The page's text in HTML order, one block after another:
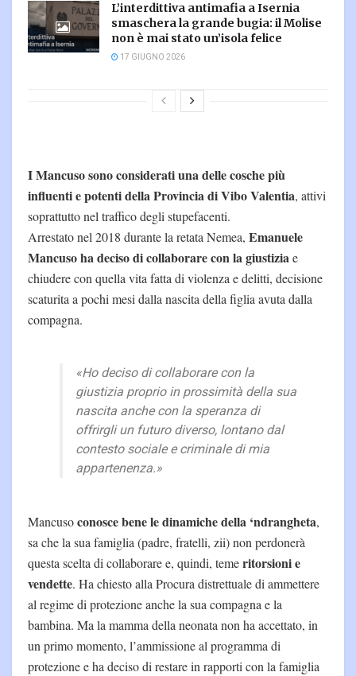
L’interdittiva antimafia a Isernia
smaschera la grande bugia: il Molise
non è mai stato un’isola felice
17 GIUGNO 2026
I Mancuso sono considerati una delle cosche più
influenti e potenti della Provincia di Vibo Valentia, attivi
soprattutto nel traffico degli stupefacenti.
Arrestato nel 2018 durante la retata Nemea, Emanuele
Mancuso ha deciso di collaborare con la giustiziae
chiudere con quella vita fatta di violenza e delitti, decisione
scaturita a pochi mesi dalla nascita della figlia avuta dalla
compagna.
«Ho deciso di collaborare con la
giustizia proprio in prossimità della sua
nascita anche con la speranza di
offrirgli un futuro diverso, lontano dal
contesto sociale e criminale di mia
appartenenza.»
Mancusoconosce bene le dinamiche della ‘ndrangheta,
sa che la sua famiglia (padre, fratelli, zii) non perdonerà
questa scelta di collaborare e, quindi, temeritorsioni e
vendette. Ha chiesto alla Procura distrettuale di ammettere
al regime di protezione anche la sua compagna e la
bambina. Ma la mamma della neonata non ha accettato, in
un primo momento, l’ammissione al programma di
protezione e ha deciso di restare in rapporti con la famiglia